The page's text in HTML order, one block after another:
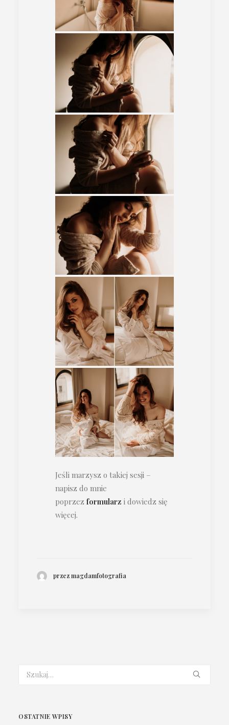
Jeśli marzysz o takiej sesji –
napisz do mnie
poprzez formularz i dowiedz się
więcej.
przez magdamfotografia
OSTATNIE WPISY